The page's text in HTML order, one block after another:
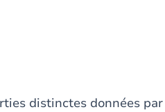
distinctes données